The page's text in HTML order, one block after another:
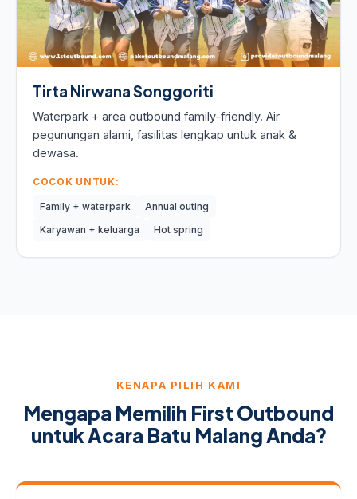
Tirta Nirwana Songgoriti
Waterpark + area outbound family-friendly. Air
pegunungan alami, fasilitas lengkap untuk anak &
dewasa.
COCOK UNTUK:
Family + waterpark
Annual outing
Karyawan + keluarga
Hot spring
KENAPA PILIH KAMI
Mengapa Memilih First Outbound
untuk Acara Batu Malang Anda?